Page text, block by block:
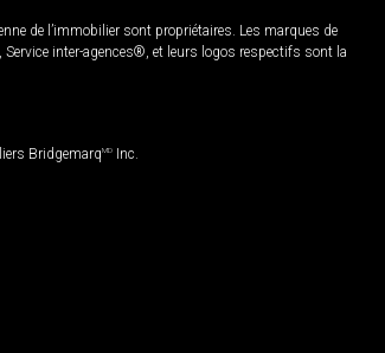
de l’immobilier sont propriétaires. Les marques de
inter-agences®, et leurs logos respectifs sont la
BridgemarqMD Inc.